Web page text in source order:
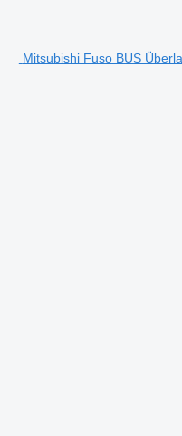
Mitsubishi Fuso BUS